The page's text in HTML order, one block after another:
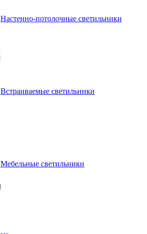
Настенно-потолочные светильники
Встраиваемые светильники
Мебельные светильники